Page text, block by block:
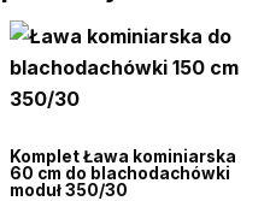
Komplet Ława kominiarska
60 cm do blachodachówki
moduł 350/30